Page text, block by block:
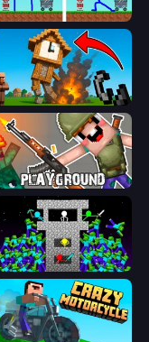
DOP Noob: Draw to Save
Noob Fuse
Playground
Stick Epic Fighter